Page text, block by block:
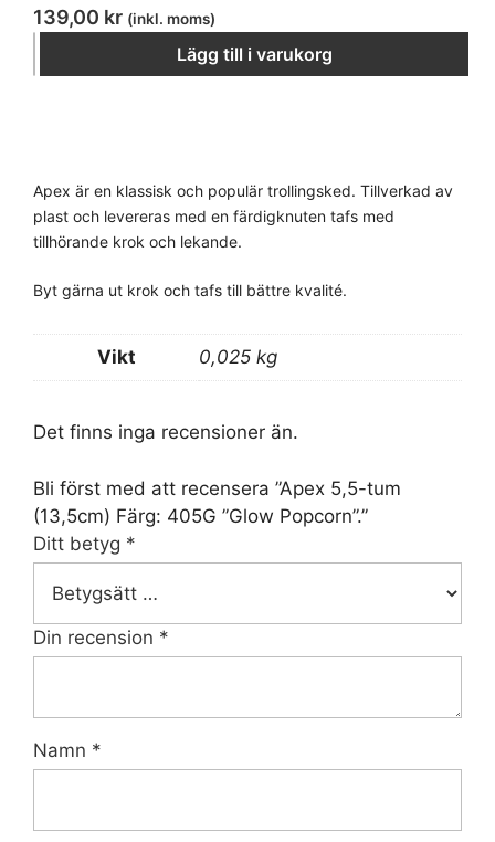
139,00 kr (inkl. moms)
Lägg till i varukorg
Apex är en klassisk och populär trollingsked. Tillverkad av
plast och levereras med en färdigknuten tafs med
tillhörande krok och lekande.
Byt gärna ut krok och tafs till bättre kvalité.
Vikt 0,025 kg
Det finns inga recensioner än.
Bli först med att recensera ”Apex 5,5-tum
(13,5cm) Färg: 405G ”Glow Popcorn”.”
Ditt betyg *
Din recension *
Namn *